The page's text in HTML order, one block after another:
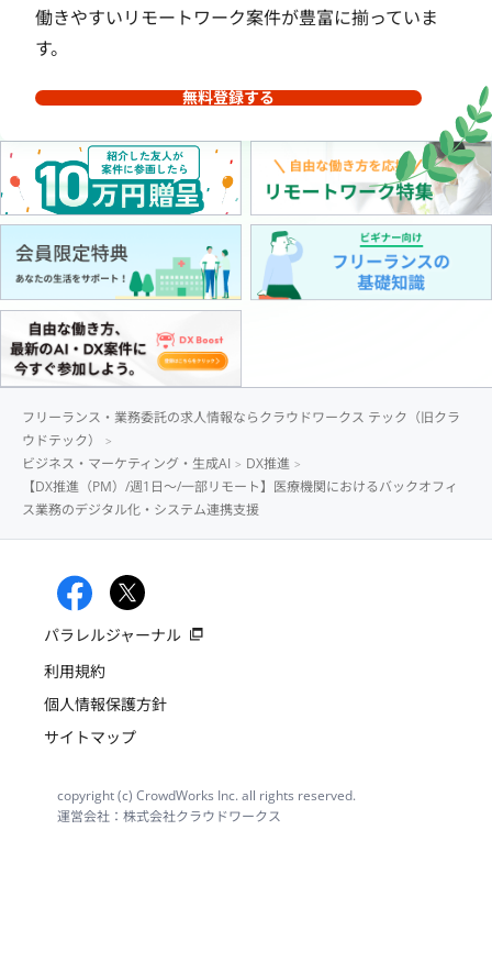
働きやすいリモートワーク案件が豊富に揃っていま
す。
無料登録する
フリーランス・業務委託の求人情報ならクラウドワークス テック（旧クラ
ウドテック）
ビジネス・マーケティング・生成AI
DX推進
【DX推進（PM）/週1日〜/一部リモート】医療機関におけるバックオフィ
ス業務のデジタル化・システム連携支援
パラレルジャーナル
利用規約
個人情報保護方針
サイトマップ
copyright (c) CrowdWorks Inc. all rights reserved.
運営会社：株式会社クラウドワークス